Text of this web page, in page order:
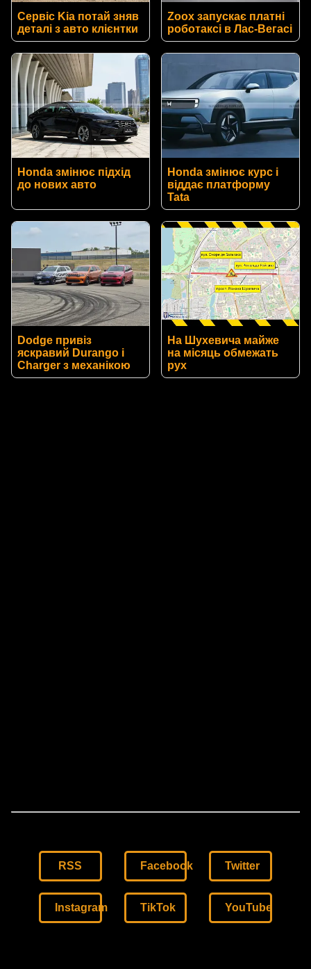
Сервіс Kia потай зняв
деталі з авто клієнтки
Zoox запускає платні
роботаксі в Лас-Вегасі
Honda змінює підхід
до нових авто
Honda змінює курс і
віддає платформу
Tata
Dodge привіз
яскравий Durango і
Charger з механікою
На Шухевича майже
на місяць обмежать
рух
RSS Facebook Twitter
Instagram TikTok YouTube